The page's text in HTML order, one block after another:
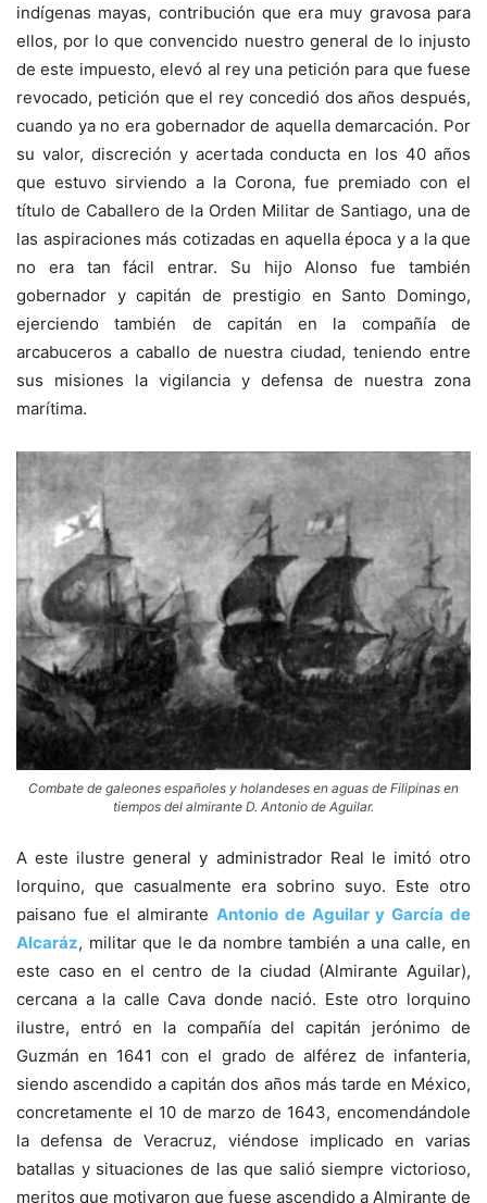
indígenas mayas, contribución que era muy gravosa para
ellos, por lo que convencido nuestro general de lo injusto
de este impuesto, elevó al rey una petición para que fuese
revocado, petición que el rey concedió dos años después,
cuando ya no era gobernador de aquella demarcación. Por
su valor, discreción y acertada conducta en los 40 años
que estuvo sirviendo a la Corona, fue premiado con el
título de Caballero de la Orden Militar de Santiago, una de
las aspiraciones más cotizadas en aquella época y a la que
no era tan fácil entrar. Su hijo Alonso fue también
gobernador y capitán de prestigio en Santo Domingo,
ejerciendo también de capitán en la compañía de
arcabuceros a caballo de nuestra ciudad, teniendo entre
sus misiones la vigilancia y defensa de nuestra zona
marítima.
Combate de galeones españoles y holandeses en aguas de Filipinas en
tiempos del almirante D. Antonio de Aguilar.
A este ilustre general y administrador Real le imitó otro
lorquino, que casualmente era sobrino suyo. Este otro
paisano fue el almiranteAntonio de Aguilar y García de
Alcaráz, militar que le da nombre también a una calle, en
este caso en el centro de la ciudad (Almirante Aguilar),
cercana a la calle Cava donde nació. Este otro lorquino
ilustre, entró en la compañía del capitán jerónimo de
Guzmán en 1641 con el grado de alférez de infanteria,
siendo ascendido a capitán dos años más tarde en México,
concretamente el 10 de marzo de 1643, encomendándole
la defensa de Veracruz, viéndose implicado en varias
batallas y situaciones de las que salió siempre victorioso,
meritos que motivaron que fuese ascendido a Almirante de